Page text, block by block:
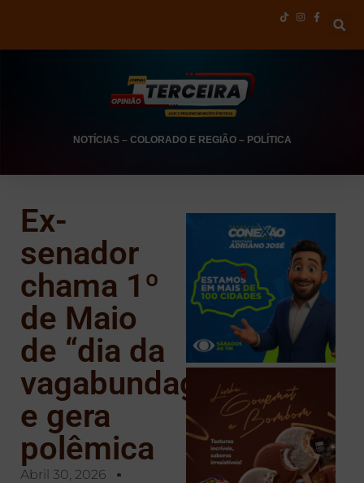
NOTÍCIAS– COLORADO E REGIÃO– POLÍTICA
Ex-
senador
chama 1º
de Maio
de “dia da
vagabundagem”
e gera
polêmica
Abril 30, 2026